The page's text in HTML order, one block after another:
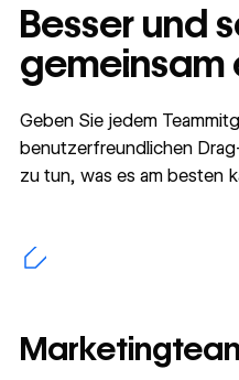
Besser und
gemeinsam
Geben Sie jedem
benutzerfreundlichen
zu tun, was es am besten